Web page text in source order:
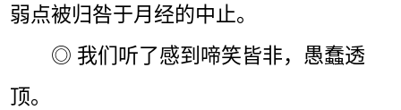
弱点被归咎于月经的中止。
◎ 我们听了感到啼笑皆非，愚蠢透
顶。